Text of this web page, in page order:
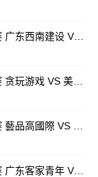
08月04日 佛山西甲足球联赛32强淘汰赛 广东西南建设 VS 香港圣徒 全场录像
08月03日 佛山西甲足球联赛32强淘汰赛 广东客家青年 VS 广州英华思力U17 全场录像